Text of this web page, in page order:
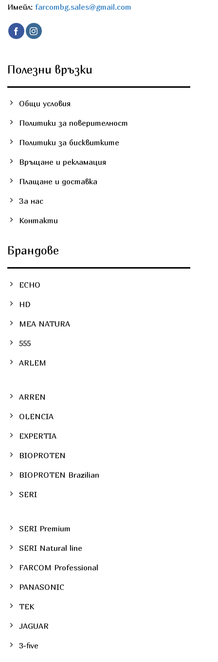
Имейл: farcombg.sales@gmail.com
Полезни връзки
Общи условия
Политики за поверителност
Политики за бисквитките
Връщане и рекламация
Плащане и доставка
За нас
Контакти
Брандове
ECHO
HD
MEA NATURA
555
ARLEM
ARREN
OLENCIA
EXPERTIA
BIOPROTEN
BIOPROTEN Brazilian
SERI
SERI Premium
SERI Natural line
FARCOM Professional
PANASONIC
TEK
JAGUAR
3-five